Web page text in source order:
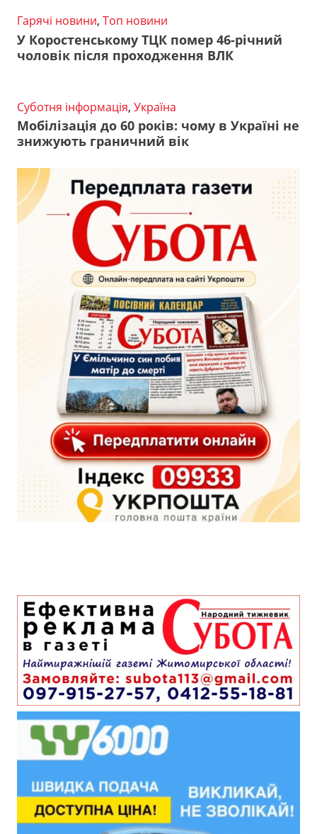
Гарячі новини, Топ новини
У Коростенському ТЦК помер 46-річний
чоловік після проходження ВЛК
Суботня інформація, Україна
Мобілізація до 60 років: чому в Україні не
знижують граничний вік